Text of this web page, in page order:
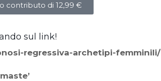
contributo di 12,99 €
sul link!
regressiva-archetipi-femminili/